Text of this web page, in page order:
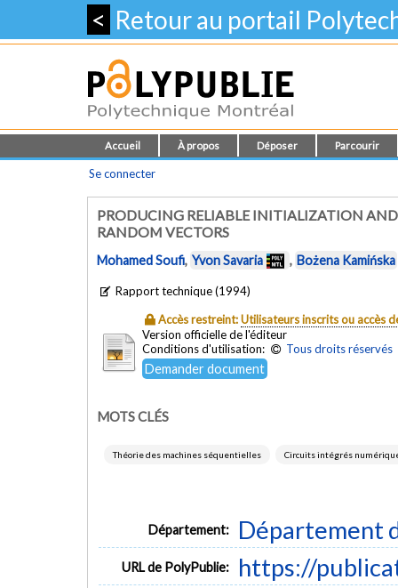
< Retour au portail
Accueil À propos Déposer Parcourir
Se connecter
PRODUCING RELIABLE INITIALIZATION
RANDOM VECTORS
Mohamed Soufi, Yvon Savaria , Bożena Kamińska
Rapport technique (1994)
Accès restreint:Utilisateurs inscrits ou accès
Version officielle de l'éditeur
Conditions d'utilisation:
Tous droits réservés
Demander document
MOTS CLÉS
Théorie des machines séquentielles Circuits intégrés
Département: Département
URL de PolyPublie: https://